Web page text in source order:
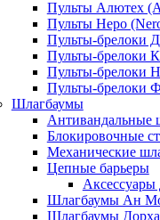
Пульты Алютех
Пульты Неро
Пульты-брелоки
Пульты-брелоки
Пульты-брелоки
Пульты-брелоки
Шлагбаумы
Антивандальные
Блокировочные
Механические
Цепные барьеры
Аксессуары
Шлагбаумы Ан
Шлагбаумы